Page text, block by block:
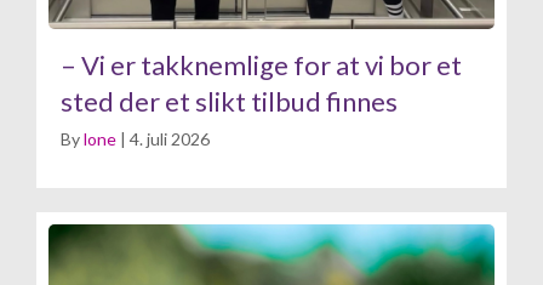
– Vi er takknemlige for at vi bor et
sted der et slikt tilbud finnes
Bylone | 4. juli 2026